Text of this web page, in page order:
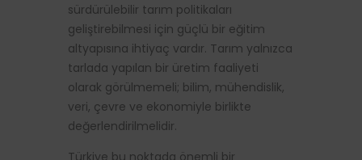
sürdürülebilir tarım politikaları
geliştirebilmesi için güçlü bir eğitim
altyapısına ihtiyaç vardır. Tarım yalnızca
tarlada yapılan bir üretim faaliyeti
olarak görülmemeli; bilim, mühendislik,
veri, çevre ve ekonomiyle birlikte
değerlendirilmelidir.